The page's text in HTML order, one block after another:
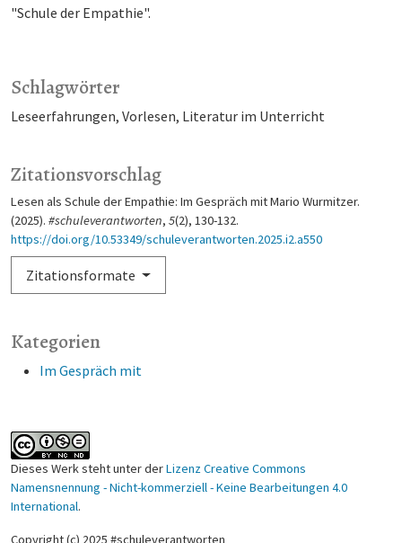
Schlagwörter
Leseerfahrungen Vorlesen Literatur im Unterricht
Kategorien
Im Gespräch mit
Zitationsvorschlag
Lesen als Schule der Empathie: Im Gespräch mit Mario Wurmitzer.
(2025). #schuleverantworten, 5(2), 130-132.
https://doi.org/10.53349/schuleverantworten.2025.i2.a550
Zitationsformate
"Schule der Empathie".
Dieses Werk steht unter derLizenz Creative Commons
Namensnennung - Nicht-kommerziell - Keine Bearbeitungen 4.0
International.
Copyright (c) 2025 #schuleverantworten